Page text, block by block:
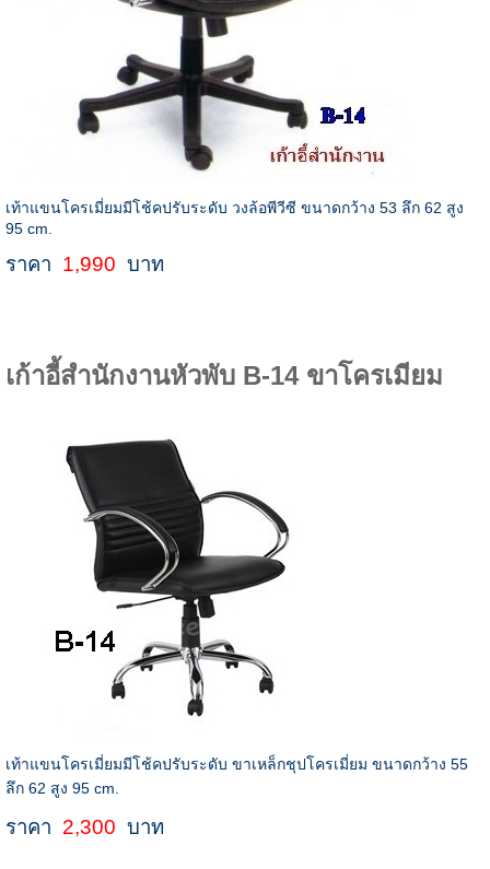
เท้าแขนโครเมี่ยมมีโช้คปรับระดับ วงล้อพีวีซี ขนาดกว้าง 53 ลึก 62 สูง
95 cm.
ราคา 1,990 บาท
เก้าอี้สำนักงานหัวพับ B-14 ขาโครเมียม
เท้าแขนโครเมี่ยมมีโช้คปรับระดับ ขาเหล็กชุปโครเมี่ยม ขนาดกว้าง 55
ลึก 62 สูง 95 cm.
ราคา 2,300 บาท